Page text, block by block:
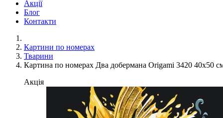
Акції
Блог
Контакти
Картини по номерах
Тварини
Картина по номерах Два добермана Origami 3420 40x50
Акція